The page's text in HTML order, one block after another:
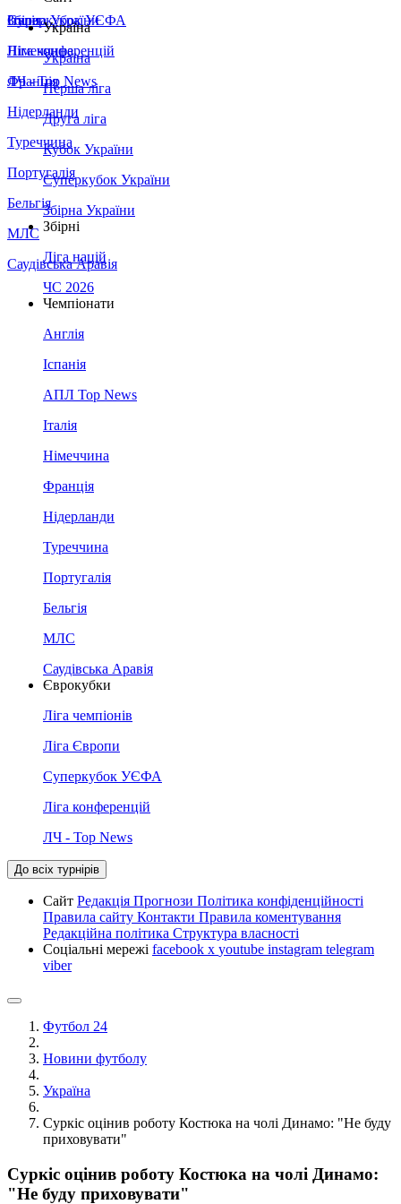
Збірна України
Італія
Німеччина
Франція
Нідерланди
Туреччина
Португалія
Бельгія
МЛС
Саудівська Аравія
Суперкубок УЄФА
Ліга конференцій
ЛЧ - Top News
Україна
Україна
Перша ліга
Друга ліга
Кубок України
Суперкубок України
Збірна України
Збірні
Ліга націй
ЧС 2026
Чемпіонати
Англія
Іспанія
АПЛ Top News
Італія
Німеччина
Франція
Нідерланди
Туреччина
Португалія
Бельгія
МЛС
Саудівська Аравія
Єврокубки
Ліга чемпіонів
Ліга Європи
Суперкубок УЄФА
Ліга конференцій
ЛЧ - Top News
До всіх турнірів
Сайт Редакція Прогнози Політика конфіденційності
Правила сайту Контакти Правила коментування
Редакційна політика Структура власності
Соціальні мережі facebook x youtube instagram telegram
viber
Футбол 24
Новини футболу
Україна
Суркіс оцінив роботу Костюка на чолі Динамо: "Не буду
приховувати"
Суркіс оцінив роботу Костюка на чолі Динамо:
"Не буду приховувати"